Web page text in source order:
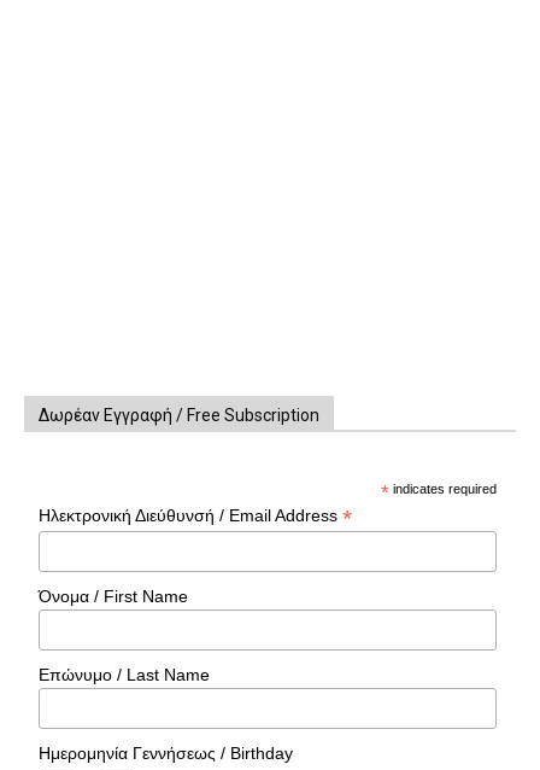
Δωρέαν Εγγραφή / Free Subscription
* indicates required
Ηλεκτρονική Διεύθυνσή / Email Address*
Όνομα / First Name
Επώνυμο / Last Name
Ημερομηνία Γεννήσεως / Birthday